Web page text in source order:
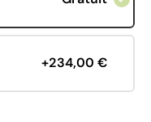
+234,00 €